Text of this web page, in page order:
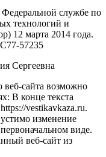
Федеральной службе по
технологий и
12 марта 2014 года.
57235
Сергеевна
сайта возможно
В конце текста
vestikavkaza.ru.
изменение
виде.
веб-сайт из